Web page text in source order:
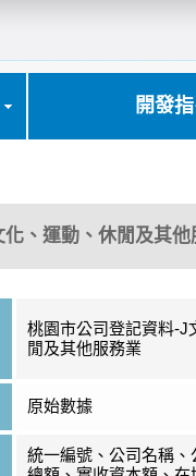
開發
、運動、休閒及其他
桃園市公司登記資料-J
閒及其他服務業
原始數據
統一編號、公司名稱、